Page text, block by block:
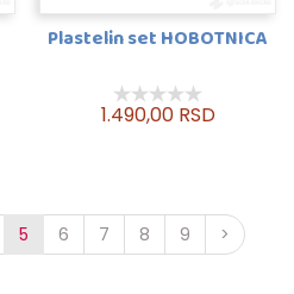
Plastelin set HOBOTNICA
1.490,00 RSD
5 6 7 8 9 >